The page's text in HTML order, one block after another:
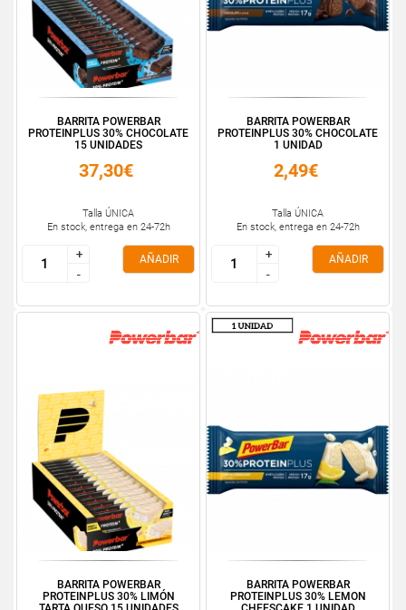
BARRITA POWERBAR
PROTEINPLUS 30% CHOCOLATE
15 UNIDADES
37,30€
Talla ÚNICA
En stock, entrega en 24-72h
+
-
+
-
AÑADIR
BARRITA POWERBAR
PROTEINPLUS 30% CHOCOLATE
1 UNIDAD
2,49€
Talla ÚNICA
En stock, entrega en 24-72h
+
-
+
-
AÑADIR
BARRITA POWERBAR
PROTEINPLUS 30% LIMÓN
BARRITA POWERBAR
PROTEINPLUS 30% LEMON